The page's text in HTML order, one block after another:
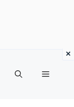
Menu